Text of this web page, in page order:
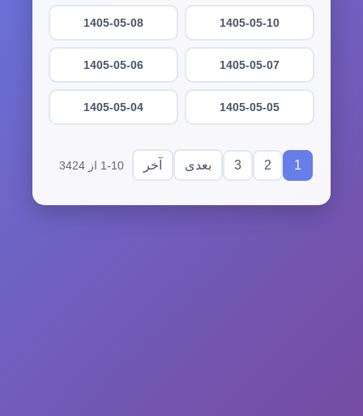
1405-05-10
1405-05-08
1405-05-07
1405-05-06
1405-05-05
1405-05-04
1
2
3 بعدی آخر 1-10 از 3424